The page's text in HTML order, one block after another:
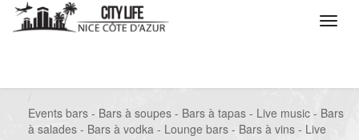
Events bars - Bars à soupes - Bars à tapas - Live music - Bars
à salades - Bars à vodka - Lounge bars - Bars à vins - Live